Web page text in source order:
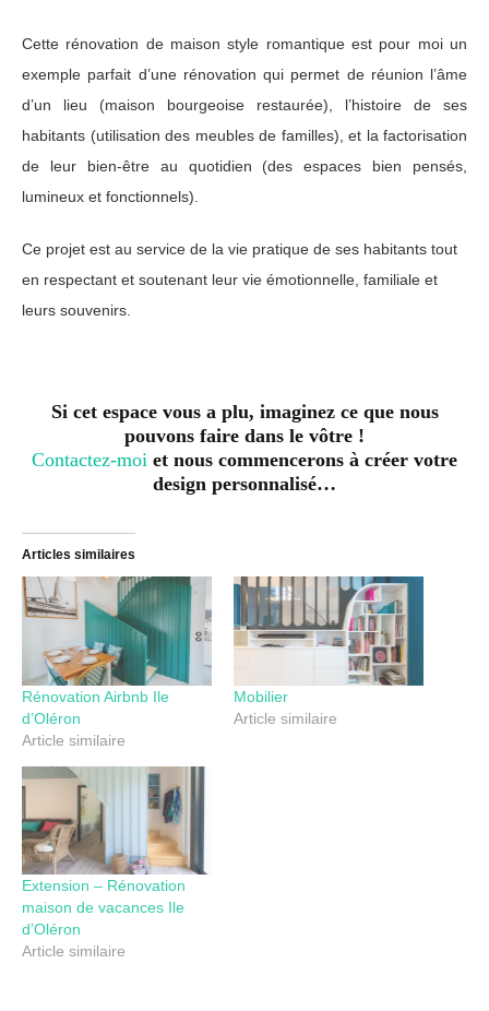
Cette rénovation de maison style romantique est pour moi un
exemple parfait d’une rénovation qui permet de réunion l’âme
d’un lieu (maison bourgeoise restaurée), l’histoire de ses
habitants (utilisation des meubles de familles), et la factorisation
de leur bien-être au quotidien (des espaces bien pensés,
lumineux et fonctionnels).
Ce projet est au service de la vie pratique de ses habitants tout
en respectant et soutenant leur vie émotionnelle, familiale et
leurs souvenirs.
Si cet espace vous a plu, imaginez ce que nous
pouvons faire dans le vôtre !
Contactez-moi et nous commencerons à créer votre
design personnalisé…
Articles similaires
Rénovation Airbnb Ile
d’Oléron
Article similaire
Mobilier
Article similaire
Extension – Rénovation
maison de vacances Ile
d’Oléron
Article similaire